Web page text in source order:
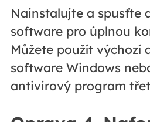
Nainstalujte a spusťte
software pro úplnou
Můžete použít výchozí
software Windows
antivirový program